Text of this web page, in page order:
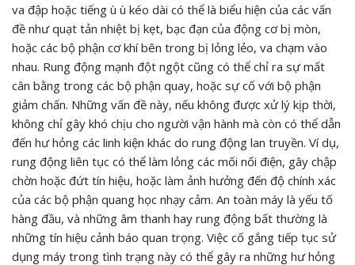
va đập hoặc tiếng ù ù kéo dài có thể là biểu hiện của các vấn
đề như quạt tản nhiệt bị kẹt, bạc đạn của động cơ bị mòn,
hoặc các bộ phận cơ khí bên trong bị lỏng lẻo, va chạm vào
nhau. Rung động mạnh đột ngột cũng có thể chỉ ra sự mất
cân bằng trong các bộ phận quay, hoặc sự cố với bộ phận
giảm chấn. Những vấn đề này, nếu không được xử lý kịp thời,
không chỉ gây khó chịu cho người vận hành mà còn có thể dẫn
đến hư hỏng các linh kiện khác do rung động lan truyền. Ví dụ,
rung động liên tục có thể làm lỏng các mối nối điện, gây chập
chờn hoặc đứt tín hiệu, hoặc làm ảnh hưởng đến độ chính xác
của các bộ phận quang học nhạy cảm. An toàn máy là yếu tố
hàng đầu, và những âm thanh hay rung động bất thường là
những tín hiệu cảnh báo quan trọng. Việc cố gắng tiếp tục sử
dụng máy trong tình trạng này có thể gây ra những hư hỏng